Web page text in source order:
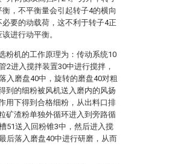
，不平衡量会引起转子4的横向
要的动载荷，这不利于转子4正
进行动平衡。
粉机的工作原理为：传动系统10
2进入搅拌装置30中进行搅拌，
入磨盘40中，旋转的磨盘40对粗
到的细粉被风机送入磨内的风扬
用下得到合格细粉，从出料口排
矿渣粉单独外循环进入到旁路循
51送入回粉锥3中，然后进入搅
后落入磨盘40中进行研磨，从而